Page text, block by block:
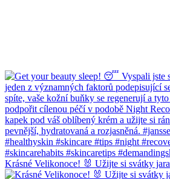
Krásné Velikonoce! 🐰 Užijte si svátky jara